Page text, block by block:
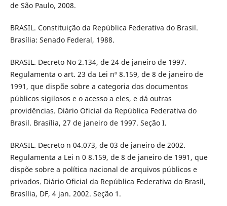
de São Paulo, 2008.
BRASIL. Constituição da República Federativa do Brasil.
Brasília: Senado Federal, 1988.
BRASIL. Decreto No 2.134, de 24 de janeiro de 1997.
Regulamenta o art. 23 da Lei nº 8.159, de 8 de janeiro de
1991, que dispõe sobre a categoria dos documentos
públicos sigilosos e o acesso a eles, e dá outras
providências. Diário Oficial da República Federativa do
Brasil. Brasília, 27 de janeiro de 1997. Seção I.
BRASIL. Decreto n 04.073, de 03 de janeiro de 2002.
Regulamenta a Lei n 0 8.159, de 8 de janeiro de 1991, que
dispõe sobre a política nacional de arquivos públicos e
privados. Diário Oficial da República Federativa do Brasil,
Brasília, DF, 4 jan. 2002. Seção 1.